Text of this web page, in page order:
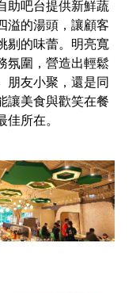
助吧台提供新鮮蔬
溢的湯頭，讓顧客
剔的味蕾。明亮寬
氛圍，營造出輕鬆
朋友小聚，還是同
讓美食與歡笑在餐
所在。